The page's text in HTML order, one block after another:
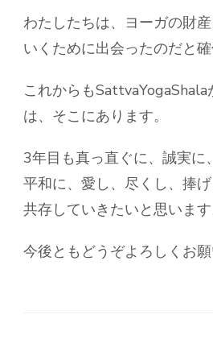
わたしたちは、ヨーガの財
いくために出会ったのだと確
これからも
は、そこにあります。
3年目も真っ直ぐに、誠実に
平和に、愛し、尽くし、捧
共存していきたいと思います
今後ともどうぞよろしくお願